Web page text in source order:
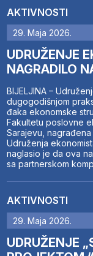
AKTIVNOSTI
29. Maja 2026.
UDRUŽENJE
NAGRADILO
BIJELJINA –
dugogodišnjom
đaka ekonomske
Fakultetu poslovne
Sarajevu,
Udruženja
naglasio je da ova
sa partnerskom
AKTIVNOSTI
29. Maja 2026.
UDRUŽENJE